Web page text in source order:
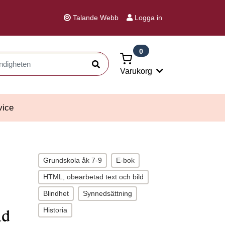
Talande Webb Logga in
Sök
Varukorg
0
Grundskola åk 7-9 E-bok
HTML, obearbetad text och bild
Blindhet Synnedsättning
Historia